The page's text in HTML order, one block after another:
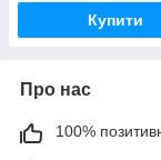
Купити
Про нас
100%